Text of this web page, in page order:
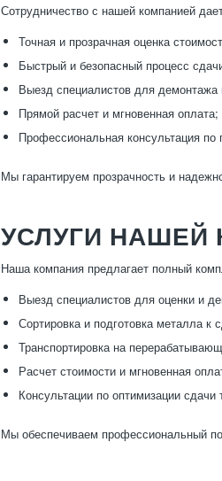
Сотрудничество с нашей компанией
Точная и прозрачная оценка
Быстрый и безопасный процесс
Выезд специалистов для демонтажа
Прямой расчет и мгновенная оплата;
Профессиональная консультация
Мы гарантируем прозрачность и
УСЛУГИ НАШЕЙ
Наша компания предлагает полный
Выезд специалистов для оценки и
Сортировка и подготовка металла к
Транспортировка на
Расчет стоимости и мгновенная
Консультации по оптимизации сдачи
Мы обеспечиваем профессиональный